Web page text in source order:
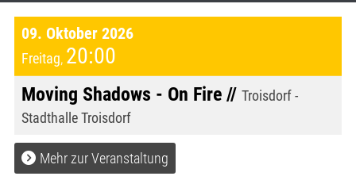
09. Oktober 2026
Freitag, 20:00
Moving Shadows - On Fire // Troisdorf -
Stadthalle Troisdorf
Mehr zur Veranstaltung